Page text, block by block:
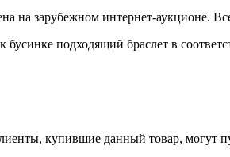
на зарубежном интернет-аукционе.
бусинке подходящий браслет в
купившие данный товар, могут